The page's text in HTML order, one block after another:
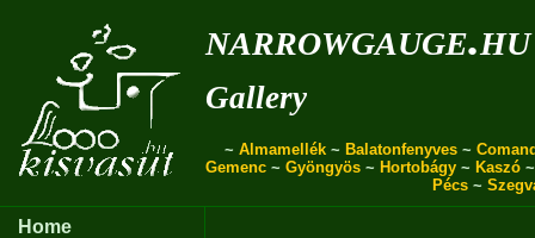
narrowgauge.hu
Gallery
~ Almamellék ~ Balatonfenyves ~
Gemenc ~ Gyöngyös ~ Hortobágy ~ Kaszó
Pécs ~
Home